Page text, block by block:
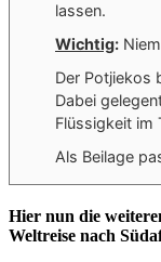
lassen.
Wichtig:
Der Potjiekos
Dabei
Flüssigkeit im
Als Beilage
Hier nun die
Weltreise nach